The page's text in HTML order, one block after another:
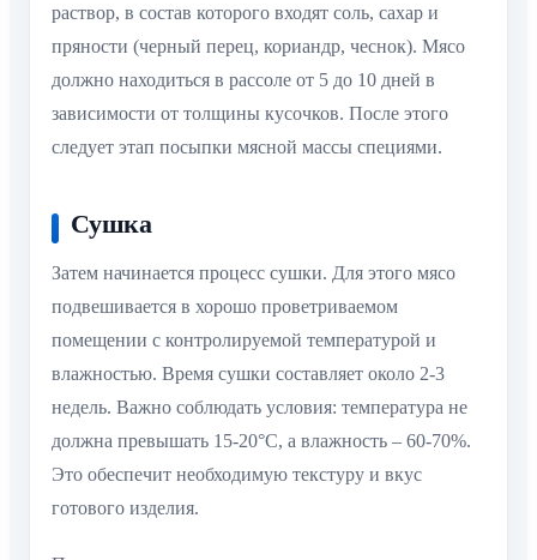
раствор, в состав которого входят соль, сахар и
пряности (черный перец, кориандр, чеснок). Мясо
должно находиться в рассоле от 5 до 10 дней в
зависимости от толщины кусочков. После этого
следует этап посыпки мясной массы специями.
Сушка
Затем начинается процесс сушки. Для этого мясо
подвешивается в хорошо проветриваемом
помещении с контролируемой температурой и
влажностью. Время сушки составляет около 2-3
недель. Важно соблюдать условия: температура не
должна превышать 15-20°C, а влажность – 60-70%.
Это обеспечит необходимую текстуру и вкус
готового изделия.